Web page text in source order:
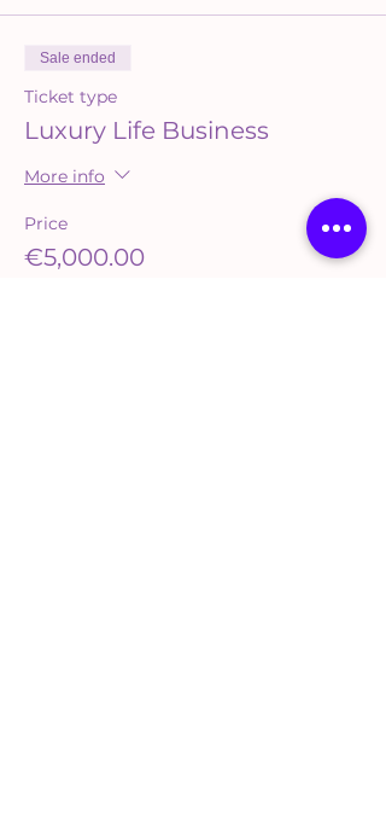
Luxury Life Business
Een gloednieuw concept voor de
vanuit flow werkt.
Iedere maandagochtend komen we om
09.00 uur online bij elkaar voor een
Blijf full focus op jouw weg richting
jouw doel. Leer omdenken en zie het
grote plaatje. Dát is hoe je iedere
uitdaging gaat overwinnen. Speciaal
Sale ended
Ticket type
Luxury Life Business
More info
Price
€5,000.00